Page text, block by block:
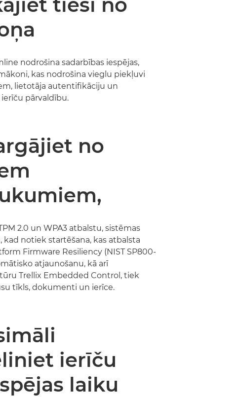
nodrošina sadarbības iespējas,
kas nodrošina vieglu piekļuvi
lietotāja autentifikāciju un
pārvaldību.
no
2.0 un WPA3 atbalstu, sistēmas
kad notiek startēšana, kas atbalsta
Firmware Resiliency (NIST SP800-
atjaunošanu, kā arī
Trellix Embedded Control, tiek
tīkls, dokumenti un ierīce.
ierīču
laiku